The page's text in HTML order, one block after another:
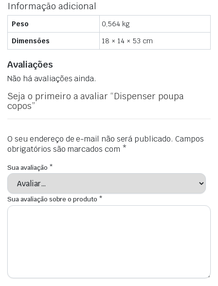
Informação adicional
Peso
0,564 kg
Dimensões
18 × 14 × 53 cm
Avaliações
Não há avaliações ainda.
Seja o primeiro a avaliar “Dispenser poupa
copos”
O seu endereço de e-mail não será publicado. Campos
obrigatórios são marcados com *
Sua avaliação *
Sua avaliação sobre o produto *